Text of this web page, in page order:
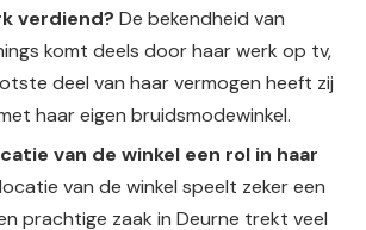
verdiend? De bekendheid van
komt deels door haar werk op tv,
deel van haar vermogen heeft zij
haar eigen bruidsmodewinkel.
van de winkel een rol in haar
van de winkel speelt zeker een
prachtige zaak in Deurne trekt veel